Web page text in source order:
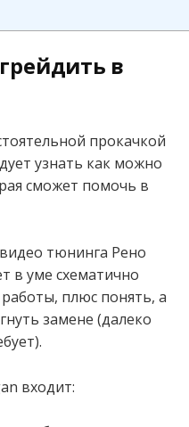
в
прокачкой
узнать как можно
сможет помочь в
тюнинга Рено
в уме схематично
плюс понять, а
замене (далеко
входит: